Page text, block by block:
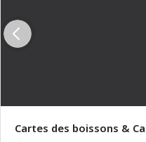
Cartes des boissons &